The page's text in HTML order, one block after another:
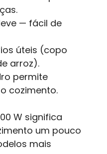
— fácil de
úteis (copo
arroz).
permite
cozimento.
W significa
um pouco
mais